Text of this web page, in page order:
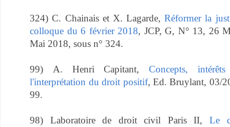
324)C. Chainais et X. Lagarde,Réformer la
colloque du 6 février 2018, JCP, G, N° 13, 26
Mai 2018, sous n° 324.
99) A. Henri Capitant,Concepts,
l'interprétation du droit positif, Ed.Bruylant, 03/
99.
98) Laboratoire de droit civil Paris II,Le